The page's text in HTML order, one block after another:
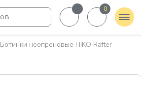
Ботинки неопреновые HIKO Rafter